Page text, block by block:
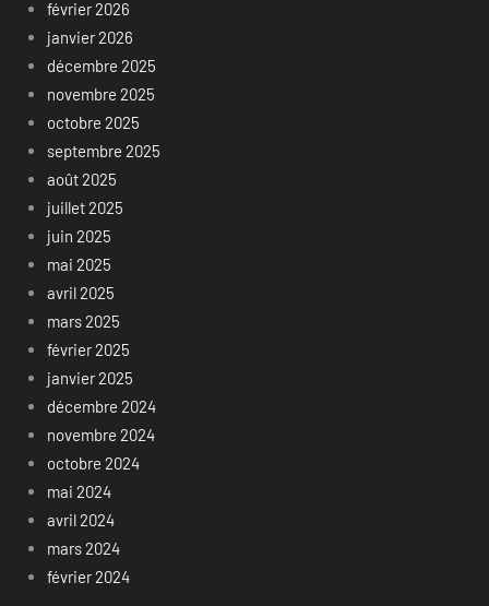
février 2026
janvier 2026
décembre 2025
novembre 2025
octobre 2025
septembre 2025
août 2025
juillet 2025
juin 2025
mai 2025
avril 2025
mars 2025
février 2025
janvier 2025
décembre 2024
novembre 2024
octobre 2024
mai 2024
avril 2024
mars 2024
février 2024